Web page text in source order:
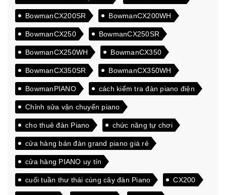
BowmanCX200SR BowmanCX200WH
BowmanCX250 BowmanCX250SR
BowmanCX250WH BowmanCX350
BowmanCX350SR BowmanCX350WH
BowmanPIANO cách kiểm tra đàn piano điện
Chỉnh sửa vận chuyển piano
cho thuê đàn Piano chức năng tự chơi
cửa hàng bán đàn grand piano giá rẻ
cửa hàng PIANO uy tín
cuối tuần thư thái cùng cây đàn Piano CX200